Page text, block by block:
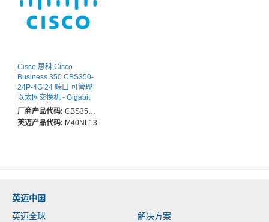
Cisco 思科 Cisco
Business 350 CBS350-
24P-4G 24 端口 可管理
以太网交换机 - Gigabit
Ethernet -
10/100/1000Base-T,
1000Base-X - 3 层支持 -
厂商产品代码: CBS350-24P-4G-CN
英迈产品代码: M40NL13
英迈中国
英迈全球
解决方案